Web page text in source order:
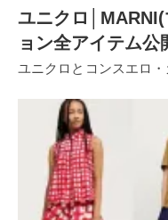
ユニクロ
ョン全アイテム公
ユニクロとコンスエロ